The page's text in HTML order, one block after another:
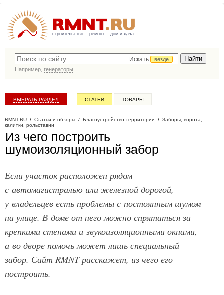
строительство ремонт дом и дача
Искать
везде
Например, генераторы
ВЫБРАТЬ РАЗДЕЛ СТАТЬИ ТОВАРЫ
RMNT.RU / Статьи и обзоры / Благоустройство территории / Заборы, ворота,
калитки, рольставни
Из чего построить
шумоизоляционный забор
Если участок расположен рядом
с автомагистралью или железной дорогой,
у владельцев есть проблемы с постоянным шумом
на улице. В доме от него можно спрятаться за
крепкими стенами и звукоизоляционными окнами,
а во дворе помочь может лишь специальный
забор. Сайт RMNT расскажет, из чего его
построить.